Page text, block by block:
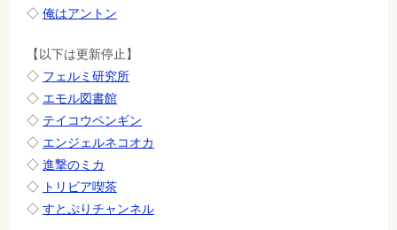
◇ 俺はアントン
【以下は更新停止】
◇ フェルミ研究所
◇ エモル図書館
◇ テイコウペンギン
◇ エンジェルネコオカ
◇ 進撃のミカ
◇ トリビア喫茶
◇ すとぷりチャンネル